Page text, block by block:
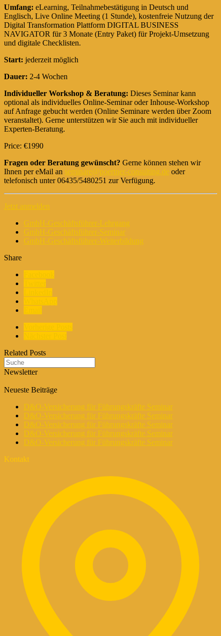
Umfang: eLearning, Teilnahmebestätigung in Deutsch und
Englisch, Live Online Meeting (1 Stunde), kostenfreie Nutzung der
Digital Transformation Plattform DIGITAL BUSINESS
NAVIGATOR für 3 Monate (Entry Paket) für Projekt-Umsetzung
und digitale Checklisten.
Start: jederzeit möglich
Dauer: 2-4 Wochen
Individueller Workshop & Beratung: Dieses Seminar kann
optional als individuelles Online-Seminar oder Inhouse-Workshop
auf Anfrage gebucht werden (Online Seminare werden über Zoom
veranstaltet). Gerne unterstützen wir Sie auch mit individueller
Experten-Beratung.
Price: €1990
Fragen oder Beratung gewünscht? Gerne können stehen wir
Ihnen per eMail an seminare@poertner-consulting.de oder
telefonisch unter 06435/5480251 zur Verfügung.
Jetzt anmelden
GmbH-Geschäftsführer-Lehrgang
GmbH-Geschäftsführer-Seminar
GmbH-Geschäftsführer-Weiterbildung
Share
Related Posts
Newsletter
Neueste Beiträge
D&O-Versicherung für Führungskräfte Seminar
D&O-Versicherung für Führungskräfte Seminar
D&O-Versicherung für Führungskräfte Seminar
D&O-Versicherung für Führungskräfte Seminar
D&O-Versicherung für Führungskräfte Seminar
Kontakt